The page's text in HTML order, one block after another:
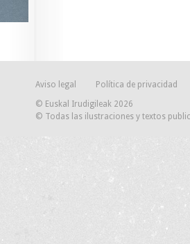
Aviso legal Política de privacidad
© Euskal Irudigileak 2026
© Todas las ilustraciones y textos